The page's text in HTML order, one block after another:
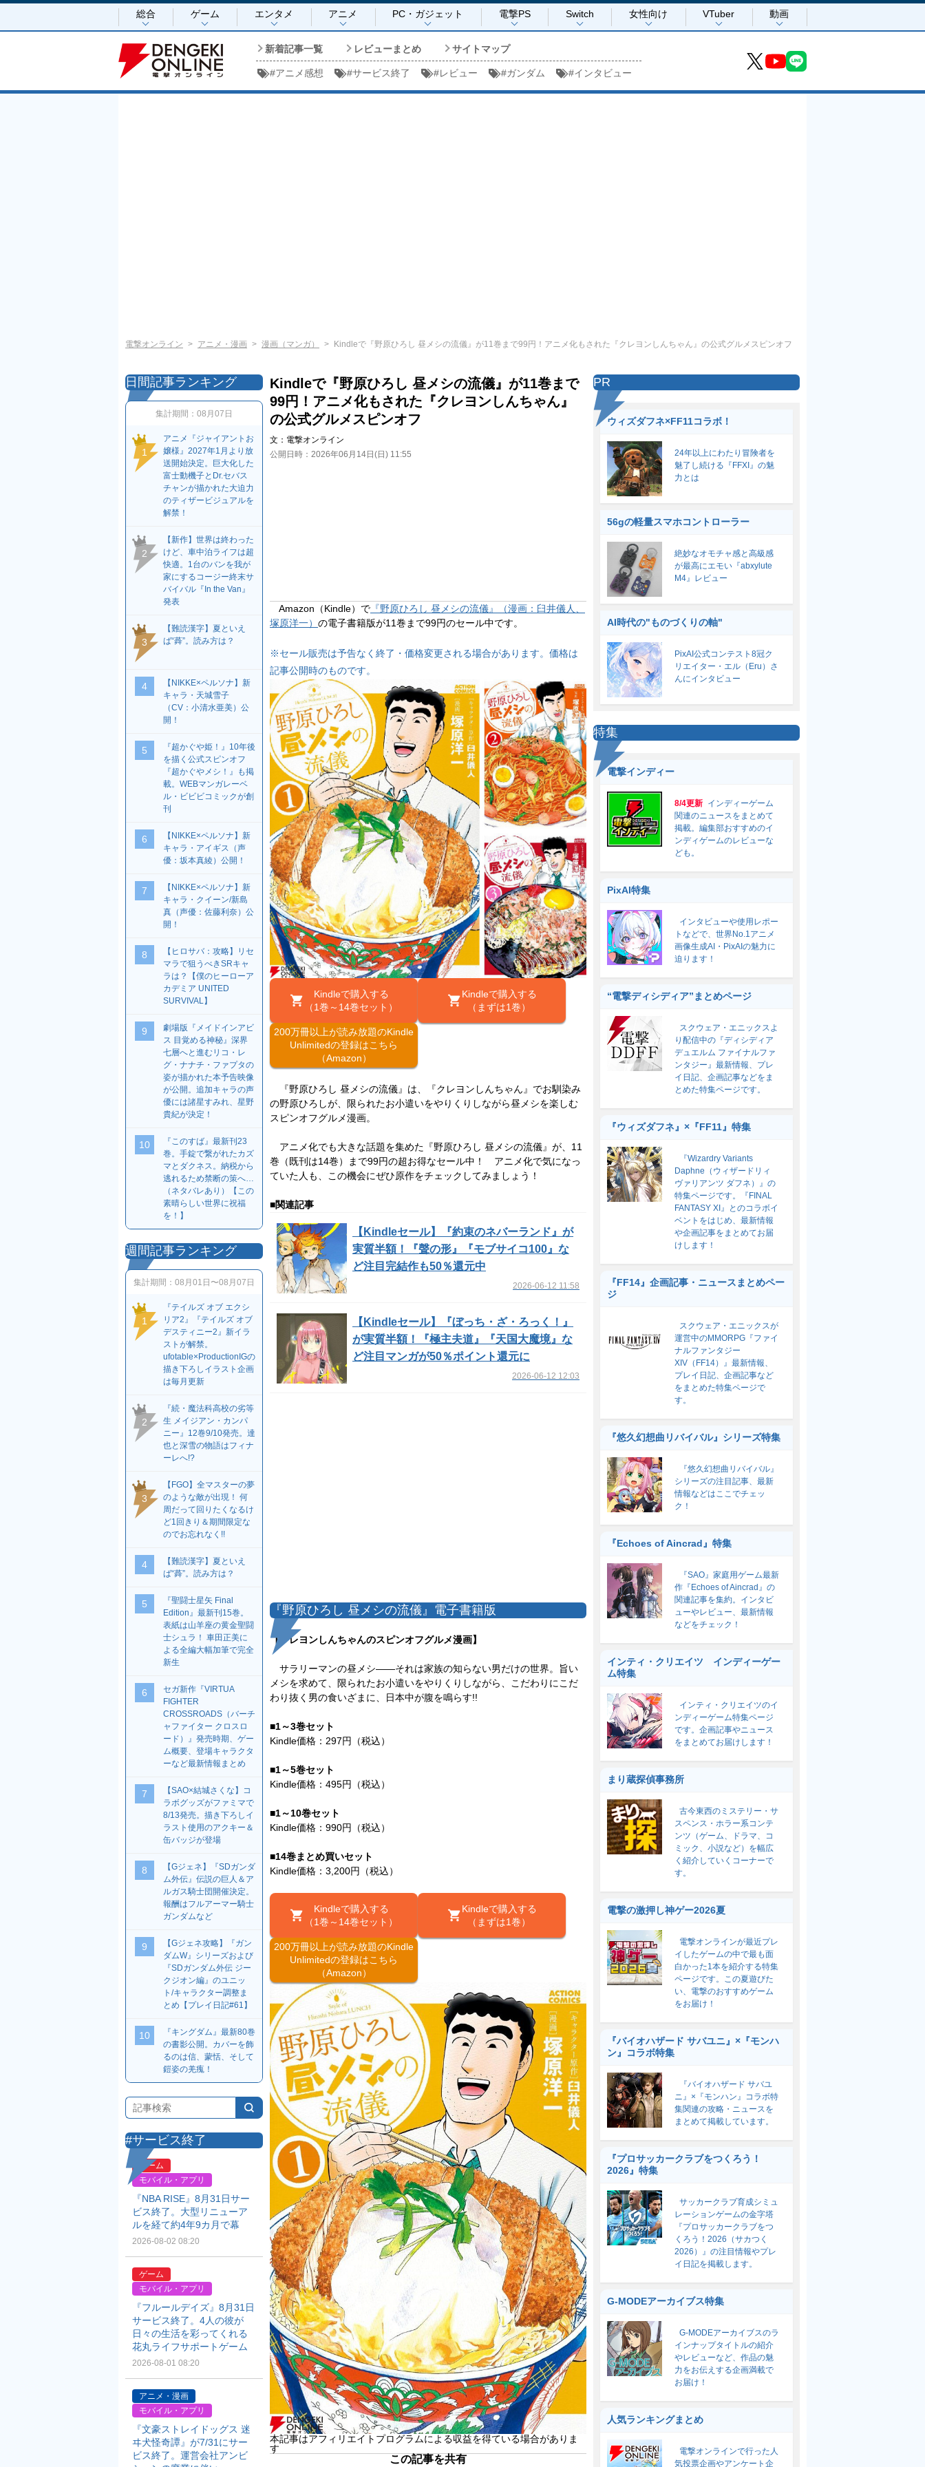
総合 ゲーム エンタメ アニメ PC・ガジェット 電撃PS Switch 女性向け VTuber 動画
新着記事一覧 レビューまとめ サイトマップ
#アニメ感想 #サービス終了 #レビュー #ガンダム #インタビュー
電撃オンライン アニメ・漫画 漫画（マンガ） Kindleで『野原ひろし 昼メシの流儀』が11巻まで99円！アニメ化もされた『クレヨンしんちゃん』の公式グルメスピンオフ
Kindleで『野原ひろし 昼メシの流儀』が11巻まで
99円！アニメ化もされた『クレヨンしんちゃん』
の公式グルメスピンオフ
文： 電撃オンライン
公開日時： 2026年06月14日(日) 11:55
Amazon（Kindle）で 『野原ひろし 昼メシの流儀』（漫画：臼井儀人、
塚原洋一） の電子書籍版が11巻まで99円のセール中です。
※セール販売は予告なく終了・価格変更される場合があります。価格は
記事公開時のものです。
Kindleで購入する
（1巻～14巻セット）
Kindleで購入する
（まずは1巻）
200万冊以上が読み放題のKindle
Unlimitedの登録はこちら
（Amazon）
『野原ひろし 昼メシの流儀』は、『クレヨンしんちゃん』でお馴染み
の野原ひろしが、限られたお小遣いをやりくりしながら昼メシを楽しむ
スピンオフグルメ漫画。
アニメ化でも大きな話題を集めた『野原ひろし 昼メシの流儀』が、11
巻（既刊は14巻）まで99円の超お得なセール中！ アニメ化で気になっ
ていた人も、この機会にぜひ原作をチェックしてみましょう！
■関連記事
【Kindleセール】『約束のネバーランド』が
実質半額！『聲の形』『モブサイコ100』な
ど注目完結作も50％還元中
2026-06-12 11:58
【Kindleセール】『ぼっち・ざ・ろっく！』
が実質半額！『極主夫道』『天国大魔境』な
ど注目マンガが50％ポイント還元に
2026-06-12 12:03
『野原ひろし 昼メシの流儀』電子書籍版
【クレヨンしんちゃんのスピンオフグルメ漫画】
サラリーマンの昼メシ――それは家族の知らない男だけの世界。旨い
メシを求めて、限られたお小遣いをやりくりしながら、こだわりにこだ
わり抜く男の食いざまに、日本中が腹を鳴らす!!
■1～3巻セット
Kindle価格：297円（税込）
■1～5巻セット
Kindle価格：495円（税込）
■1～10巻セット
Kindle価格：990円（税込）
■14巻まとめ買いセット
Kindle価格：3,200円（税込）
Kindleで購入する
（1巻～14巻セット）
Kindleで購入する
（まずは1巻）
200万冊以上が読み放題のKindle
Unlimitedの登録はこちら
（Amazon）
本記事はアフィリエイトプログラムによる収益を得ている場合がありま
す
この記事を共有
日間記事ランキング
集計期間： 08月07日
1
アニメ『ジャイアントお
嬢様』2027年1月より放
送開始決定。巨大化した
富士動機子とDr.セバス
チャンが描かれた大迫力
のティザービジュアルを
解禁！
2
【新作】世界は終わった
けど、車中泊ライフは超
快適。1台のバンを我が
家にするコージー終末サ
バイバル『In the Van』
発表
3
【難読漢字】夏といえ
ば“蕣”。読み方は？
4
【NIKKE×ペルソナ】新
キャラ・天城雪子
（CV：小清水亜美）公
開！
5
『超かぐや姫！』10年後
を描く公式スピンオフ
『超かぐやメシ！』も掲
載。WEBマンガレーベ
ル・ビビビコミックが創
刊
6
【NIKKE×ペルソナ】新
キャラ・アイギス（声
優：坂本真綾）公開！
7
【NIKKE×ペルソナ】新
キャラ・クイーン/新島
真（声優：佐藤利奈）公
開！
8
【ヒロサバ：攻略】リセ
マラで狙うべきSRキャ
ラは？【僕のヒーローア
カデミア UNITED
SURVIVAL】
9
劇場版『メイドインアビ
ス 目覚める神秘』深界
七層へと進むリコ・レ
グ・ナナチ・ファプタの
姿が描かれた本予告映像
が公開。追加キャラの声
優には諸星すみれ、星野
貴紀が決定！
10
『このすば』最新刊23
巻。手錠で繋がれたカズ
マとダクネス。納税から
逃れるため禁断の策へ…
（ネタバレあり）【この
素晴らしい世界に祝福
を！】
週間記事ランキング
集計期間： 08月01日〜08月07日
1
『テイルズ オブ エクシ
リア2』『テイルズ オブ
デスティニー2』新イラ
ストが解禁。
ufotable×ProductionIGの
描き下ろしイラスト企画
は毎月更新
2
『続・魔法科高校の劣等
生 メイジアン・カンパ
ニー』12巻9/10発売。達
也と深雪の物語はフィナ
ーレへ!?
3
【FGO】全マスターの夢
のような敵が出現！ 何
周だって回りたくなるけ
ど1回きり＆期間限定な
のでお忘れなく!!
4
【難読漢字】夏といえ
ば“蕣”。読み方は？
5
『聖闘士星矢 Final
Edition』最新刊15巻。
表紙は山羊座の黄金聖闘
士シュラ！ 車田正美に
よる全編大幅加筆で完全
新生
6
セガ新作『VIRTUA
FIGHTER
CROSSROADS（バーチ
ャファイター クロスロ
ード）』発売時期、ゲー
ム概要、登場キャラクタ
ーなど最新情報まとめ
7
【SAO×結城さくな】コ
ラボグッズがファミマで
8/13発売。描き下ろしイ
ラスト使用のアクキー＆
缶バッジが登場
8
【Gジェネ】『SDガンダ
ム外伝』伝説の巨人＆ア
ルガス騎士団開催決定。
報酬はフルアーマー騎士
ガンダムなど
9
【Gジェネ攻略】『ガン
ダムW』シリーズおよび
『SDガンダム外伝 ジー
クジオン編』のユニッ
ト/キャラクター調整ま
とめ【プレイ日記#61】
10
『キングダム』最新80巻
の書影公開。カバーを飾
るのは信、蒙恬、そして
鎧姿の羌瘣！
#サービス終了
ゲーム
モバイル・アプリ
『NBA RISE』8月31日サー
ビス終了。大型リニューア
ルを経て約4年9カ月で幕
2026-08-02 08:20
ゲーム
モバイル・アプリ
『フルールデイズ』8月31日
サービス終了。4人の彼が
日々の生活を彩ってくれる
花丸ライフサポートゲーム
2026-08-01 08:20
アニメ・漫画
モバイル・アプリ
『文豪ストレイドッグス 迷
ヰ犬怪奇譚』が7/31にサー
ビス終了。運営会社アンビ
PR
ウィズダフネ×FF11コラボ！
24年以上にわたり冒険者を
魅了し続ける『FFXI』の魅
力とは
56gの軽量スマホコントローラー
絶妙なオモチャ感と高級感
が最高にエモい『abxylute
M4』レビュー
AI時代の"ものづくりの軸"
PixAI公式コンテスト8冠ク
リエイター・エル（Eru）さ
んにインタビュー
特集
電撃インディー
8/4更新 インディーゲーム
関連のニュースをまとめて
掲載。編集部おすすめのイ
ンディゲームのレビューな
ども。
PixAI特集
インタビューや使用レポー
トなどで、世界No.1アニメ
画像生成AI・PixAIの魅力に
迫ります！
“電撃ディシディア”まとめページ
スクウェア・エニックスよ
り配信中の『ディシディア
デュエルム ファイナルファ
ンタジー』最新情報、プレ
イ日記、企画記事などをま
とめた特集ページです。
『ウィズダフネ』×『FF11』特集
『Wizardry Variants
Daphne（ウィザードリィ
ヴァリアンツ ダフネ）』の
特集ページです。『FINAL
FANTASY XI』とのコラボイ
ベントをはじめ、最新情報
や企画記事をまとめてお届
けします！
『FF14』企画記事・ニュースまとめペー
ジ
スクウェア・エニックスが
運営中のMMORPG『ファイ
ナルファンタジー
XIV（FF14）』最新情報、
プレイ日記、企画記事など
をまとめた特集ページで
す。
『悠久幻想曲リバイバル』シリーズ特集
『悠久幻想曲リバイバル』
シリーズの注目記事、最新
情報などはここでチェッ
ク！
『Echoes of Aincrad』特集
『SAO』家庭用ゲーム最新
作『Echoes of Aincrad』の
関連記事を集約。インタビ
ューやレビュー、最新情報
などをチェック！
インティ・クリエイツ インディーゲー
ム特集
インティ・クリエイツのイ
ンディーゲーム特集ページ
です。企画記事やニュース
をまとめてお届けします！
まり蔵探偵事務所
古今東西のミステリー・サ
スペンス・ホラー系コンテ
ンツ（ゲーム、ドラマ、コ
ミック、小説など）を幅広
く紹介していくコーナーで
す。
電撃の激押し神ゲー2026夏
電撃オンラインが最近プレ
イしたゲームの中で最も面
白かった1本を紹介する特集
ページです。この夏遊びた
い、電撃のおすすめゲーム
をお届け！
『バイオハザード サバユニ』×『モンハ
ン』コラボ特集
『バイオハザード サバユ
ニ』×『モンハン』コラボ特
集関連の攻略・ニュースを
まとめて掲載しています。
『プロサッカークラブをつくろう！
2026』特集
サッカークラブ育成シミュ
レーションゲームの金字塔
『プロサッカークラブをつ
くろう！2026（サカつく
2026）』の注目情報やプレ
イ日記を掲載します。
G-MODEアーカイブス特集
G-MODEアーカイブスのラ
インナップタイトルの紹介
やレビューなど、作品の魅
力をお伝えする企画満載で
お届け！
人気ランキングまとめ
電撃オンラインで行った人
気投票企画やアンケート企